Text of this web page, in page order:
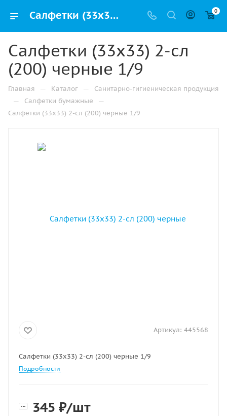
Салфетки (33х33) 2-сл (200) черные 1/9 купить от производителя в Челябинске 0
Салфетки (33х33) 2-сл
(200) черные 1/9
Главная — Каталог — Санитарно-гигиеническая продукция
— Салфетки бумажные —
Салфетки (33х33) 2-сл (200) черные 1/9
Артикул: 445568
Салфетки (33х33) 2-сл (200) черные 1/9
Подробности
345 ₽/шт